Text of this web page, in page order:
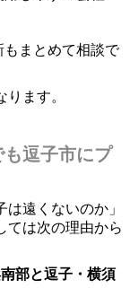
まとめて相談で
ます。
逗子市にプ
は遠くないのか」
ては次の理由から
部と逗子・横須